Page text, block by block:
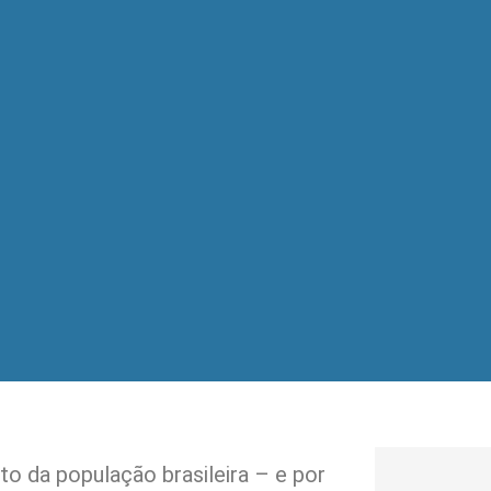
da população brasileira – e por